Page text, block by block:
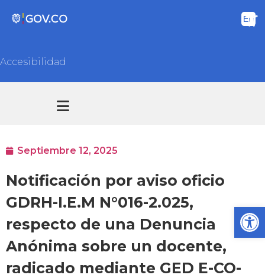
Accesibilidad
Septiembre 12, 2025
Notificación por aviso oficio
GDRH-I.E.M N°016-2.025,
respecto de una Denuncia
Anónima sobre un docente,
radicado mediante GED E-CO-